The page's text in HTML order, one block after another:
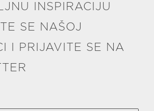
INSPIRACIJU
SE NAŠOJ
I PRIJAVITE SE NA